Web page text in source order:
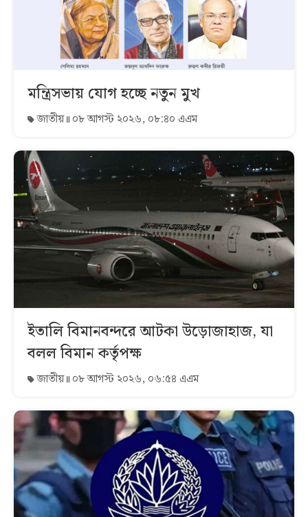
মন্ত্রিসভায় যোগ হচ্ছে নতুন মুখ
জাতীয় ০৮ আগস্ট ২০২৬, ০৮:৪০ এএম
ইতালি বিমানবন্দরে আটকা উড়োজাহাজ, যা
বলল বিমান কর্তৃপক্ষ
জাতীয় ০৮ আগস্ট ২০২৬, ০৬:৫৪ এএম